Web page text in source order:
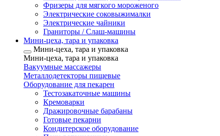
Фризеры для мягкого мороженого
Электрические соковыжималки
Электрические чайники
Граниторы / Слаш-машины
Мини-цеха, тара и упаковка
Мини-цеха, тара и упаковка
Мини-цеха, тара и упаковка
Вакуумные массажеры
Металлодетекторы пищевые
Оборудование для пекарен
Тестозакаточные машины
Кремоварки
Дражировочные барабаны
Готовые пекарни
Кондитерское оборудование